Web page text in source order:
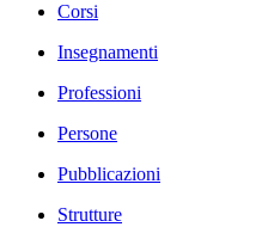
Corsi
Insegnamenti
Professioni
Persone
Pubblicazioni
Strutture